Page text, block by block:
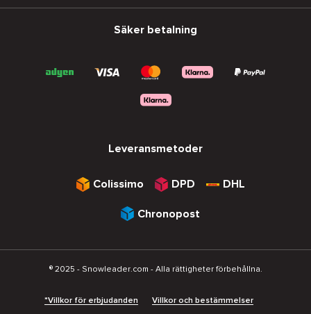
Säker betalning
Leveransmetoder
Colissimo DPD DHL
Chronopost
® 2025 - Snowleader.com - Alla rättigheter förbehållna.
*Villkor för erbjudanden Villkor och bestämmelser